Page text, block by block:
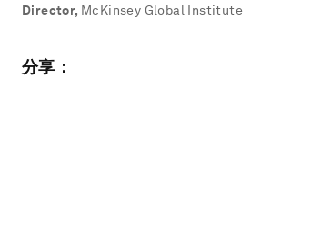
Director, McKinsey Global Institute
分享：